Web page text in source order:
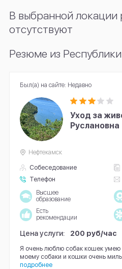
В выбранной локации
отсутствуют
Резюме из
Уход за
Руслановна
Собеседование
Телефон
Нефтекамск
Высшее
образование
Есть
рекомендации
Цена услуги: 200 руб/час
Я очень люблю собак кошек умею
моему собаки и кошки очень
подробнее
Был(а) на сайте: Недавно